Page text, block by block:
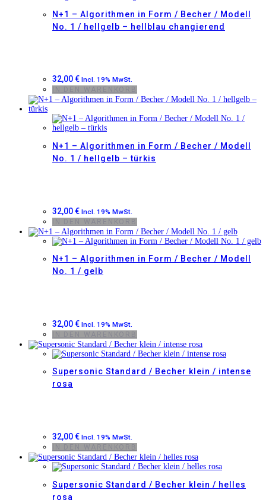
N+1 – Algorithmen in Form / Becher / Modell
No. 1 / hellgelb – hellblau changierend
32,00€ Incl. 19% MwSt.
N+1 – Algorithmen in Form / Becher / Modell
No. 1 / hellgelb – türkis
32,00€ Incl. 19% MwSt.
N+1 – Algorithmen in Form / Becher / Modell
No. 1 / gelb
32,00€ Incl. 19% MwSt.
Supersonic Standard / Becher klein / intense
rosa
32,00€ Incl. 19% MwSt.
Supersonic Standard / Becher klein / helles
rosa